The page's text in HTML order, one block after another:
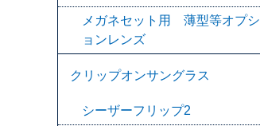
メガネセット用 薄型等オプシ
ョンレンズ
クリップオンサングラス
シーザーフリップ2